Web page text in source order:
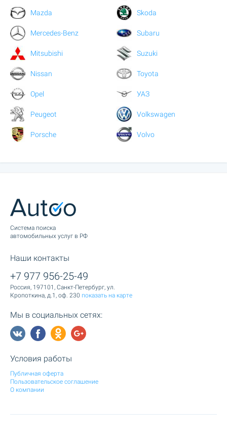
Mazda
Mercedes-Benz
Mitsubishi
Nissan
Opel
Peugeot
Porsche
Skoda
Subaru
Suzuki
Toyota
УАЗ
Volkswagen
Volvo
Cистема поиска
автомобильных услуг в РФ
Наши контакты
+7 977 956-25-49
Россия, 197101, Санкт-Петербург, ул.
Кропоткина, д.1, оф. 230 показать на карте
Мы в социальных сетях:
Условия работы
Публичная оферта
Пользовательское соглашение
О компании